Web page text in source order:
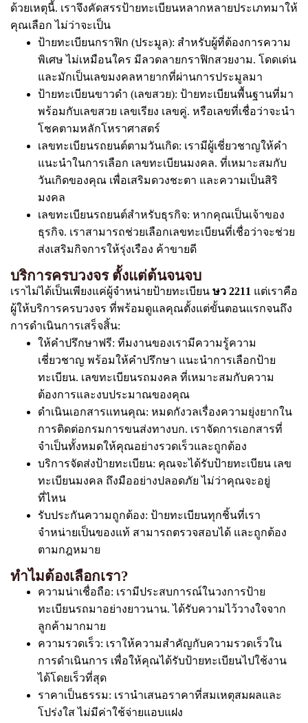
ด้วยเหตุนี้. เราจึงคัดสรรป้ายทะเบียนหลากหลายประเภทมาให้
คุณเลือก ไม่ว่าจะเป็น
ป้ายทะเบียนกราฟิก (ประมูล): สำหรับผู้ที่ต้องการความ
พิเศษ ไม่เหมือนใคร มีลวดลายกราฟิกสวยงาม. โดดเด่น
และมักเป็นเลขมงคลหายากที่ผ่านการประมูลมา
ป้ายทะเบียนขาวดำ (เลขสวย): ป้ายทะเบียนพื้นฐานที่มา
พร้อมกับเลขสวย เลขเรียง เลขคู่. หรือเลขที่เชื่อว่าจะนำ
โชคตามหลักโหราศาสตร์
เลขทะเบียนรถยนต์ตามวันเกิด: เรามีผู้เชี่ยวชาญให้คำ
แนะนำในการเลือก เลขทะเบียนมงคล. ที่เหมาะสมกับ
วันเกิดของคุณ เพื่อเสริมดวงชะตา และความเป็นสิริ
มงคล
เลขทะเบียนรถยนต์สำหรับธุรกิจ: หากคุณเป็นเจ้าของ
ธุรกิจ. เราสามารถช่วยเลือกเลขทะเบียนที่เชื่อว่าจะช่วย
ส่งเสริมกิจการให้รุ่งเรือง ค้าขายดี
บริการครบวงจร ตั้งแต่ต้นจนจบ
เราไม่ได้เป็นเพียงแค่ผู้จำหน่ายป้ายทะเบียน ษว 2211 แต่เราคือ
ผู้ให้บริการครบวงจร ที่พร้อมดูแลคุณตั้งแต่ขั้นตอนแรกจนถึง
การดำเนินการเสร็จสิ้น:
ให้คำปรึกษาฟรี: ทีมงานของเรามีความรู้ความ
เชี่ยวชาญ พร้อมให้คำปรึกษา แนะนำการเลือกป้าย
ทะเบียน. เลขทะเบียนรถมงคล ที่เหมาะสมกับความ
ต้องการและงบประมาณของคุณ
ดำเนินเอกสารแทนคุณ: หมดกังวลเรื่องความยุ่งยากใน
การติดต่อกรมการขนส่งทางบก. เราจัดการเอกสารที่
จำเป็นทั้งหมดให้คุณอย่างรวดเร็วและถูกต้อง
บริการจัดส่งป้ายทะเบียน: คุณจะได้รับป้ายทะเบียน เลข
ทะเบียนมงคล ถึงมืออย่างปลอดภัย ไม่ว่าคุณจะอยู่
ที่ไหน
รับประกันความถูกต้อง: ป้ายทะเบียนทุกชิ้นที่เรา
จำหน่ายเป็นของแท้ สามารถตรวจสอบได้ และถูกต้อง
ตามกฎหมาย
ทำไมต้องเลือกเรา?
ความน่าเชื่อถือ: เรามีประสบการณ์ในวงการป้าย
ทะเบียนรถมาอย่างยาวนาน. ได้รับความไว้วางใจจาก
ลูกค้ามากมาย
ความรวดเร็ว: เราให้ความสำคัญกับความรวดเร็วใน
การดำเนินการ เพื่อให้คุณได้รับป้ายทะเบียนไปใช้งาน
ได้โดยเร็วที่สุด
ราคาเป็นธรรม: เรานำเสนอราคาที่สมเหตุสมผลและ
โปร่งใส ไม่มีค่าใช้จ่ายแอบแฝง